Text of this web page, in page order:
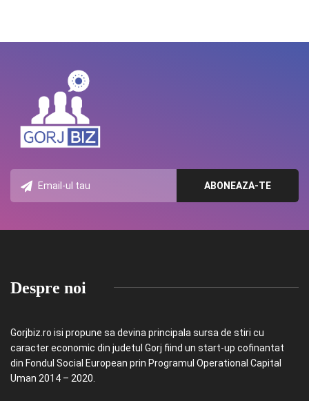
Despre noi
Gorjbiz.ro isi propune sa devina principala sursa de stiri cu
caracter economic din judetul Gorj fiind un start-up cofinantat
din Fondul Social European prin Programul Operational Capital
Uman 2014 – 2020.